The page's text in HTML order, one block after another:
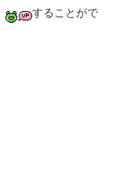
することがで